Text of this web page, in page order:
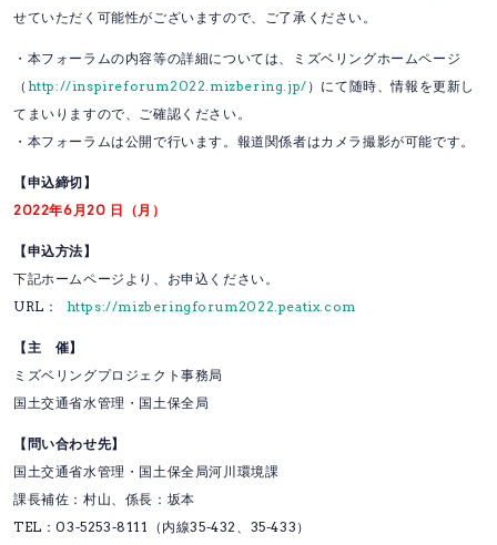
せていただく可能性がございますので、ご了承ください。
・本フォーラムの内容等の詳細については、ミズベリングホームページ
（ http://inspireforum2022.mizbering.jp/ ）にて随時、情報を更新し
てまいりますので、ご確認ください。
・本フォーラムは公開で行います。報道関係者はカメラ撮影が可能です。
【申込締切】
2022年6月20 日（月）
【申込方法】
下記ホームページより、お申込ください。
URL： https://mizberingforum2022.peatix.com
【主 催】
ミズベリングプロジェクト事務局
国土交通省水管理・国土保全局
【問い合わせ先】
国土交通省水管理・国土保全局河川環境課
課長補佐：村山、係長：坂本
TEL：03-5253-8111（内線35-432、35-433）